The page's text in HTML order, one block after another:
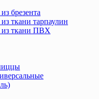
брезента
ткани тарпаулин
из ткани ПВХ